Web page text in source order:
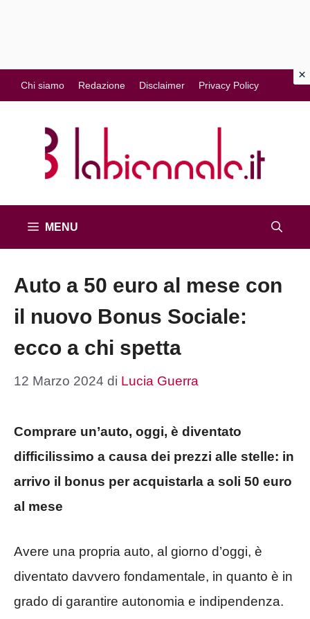
al
contenuto
Chi siamo Redazione Disclaimer Privacy Policy
MENU
Auto a 50 euro al mese con
il nuovo Bonus Sociale:
ecco a chi spetta
12 Marzo 2024 di Lucia Guerra
Comprare un’auto, oggi, è diventato
difficilissimo a causa dei prezzi alle stelle: in
arrivo il bonus per acquistarla a soli 50 euro
al mese
Avere una propria auto, al giorno d’oggi, è
diventato davvero fondamentale, in quanto è in
grado di garantire autonomia e indipendenza.